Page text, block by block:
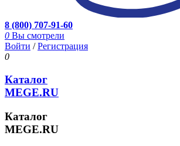
8 (800) 707-91-60
0 Вы смотрели
Войти /Регистрация
0
Каталог
MEGE.RU
Каталог
MEGE.RU